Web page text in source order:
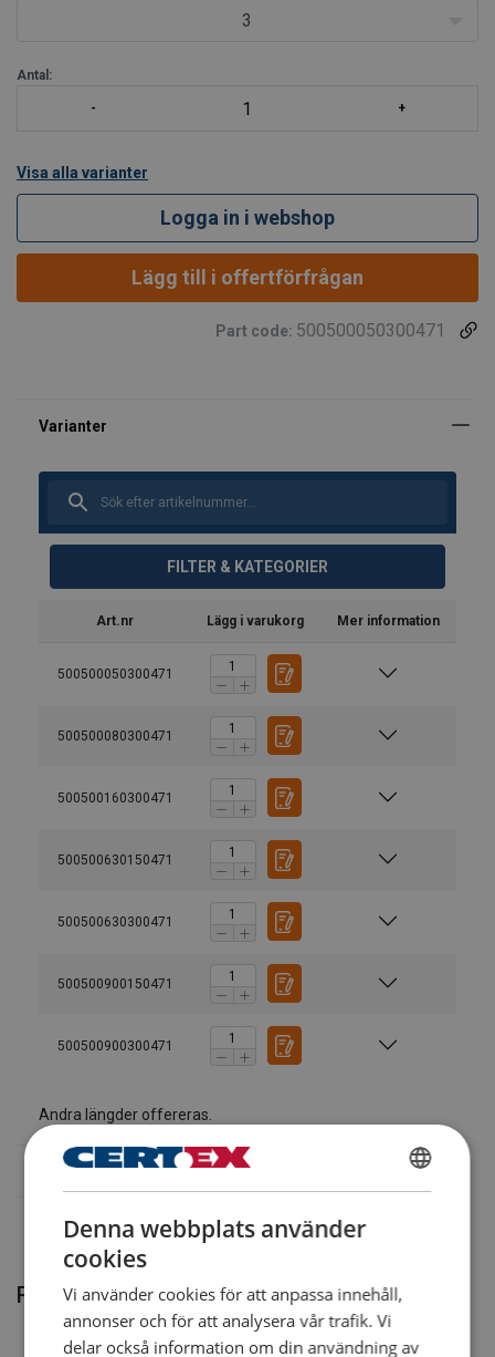
3
Antal:
Visa alla varianter
Logga in i webshop
Lägg till i offertförfrågan
Part code: 500500050300471
FILTER & KATEGORIER
Art.nr Lägg i varukorg Mer information
500500050300471
500500080300471
500500160300471
500500630150471
500500630300471
500500900150471
500500900300471
Andra längder offereras.
20251003.pdf
Relaterade produkter
SWEDISH
ENGLISH TRANSLATION
Denna webbplats använder
cookies
Vi använder cookies för att anpassa innehåll,
annonser och för att analysera vår trafik. Vi
delar också information om din användning av